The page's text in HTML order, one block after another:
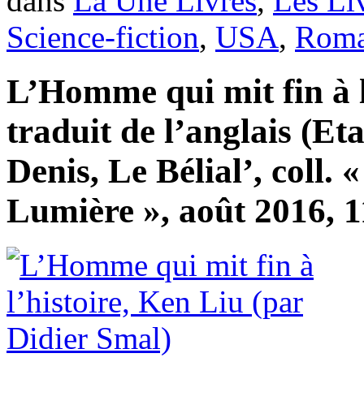
Science-fiction, USA,
L’Homme qui mit fin
traduit de l’anglais
Denis, Le Bélial’, coll.
Lumière », août 2016,